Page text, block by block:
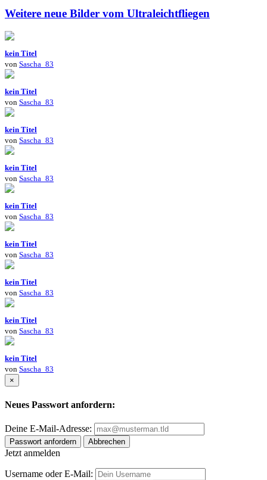
Weitere neue Bilder vom Ultraleichtfliegen
kein Titel
von Sascha_83
kein Titel
von Sascha_83
kein Titel
von Sascha_83
kein Titel
von Sascha_83
kein Titel
von Sascha_83
kein Titel
von Sascha_83
kein Titel
von Sascha_83
kein Titel
von Sascha_83
kein Titel
von Sascha_83
×
Neues Passwort anfordern:
Deine E-Mail-Adresse:
Passwort anfordern Abbrechen
Jetzt anmelden
Username oder E-Mail: